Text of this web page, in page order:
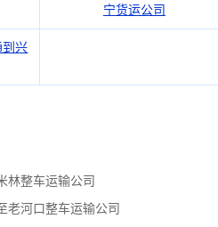
宁货运公司
到兴
林整车运输公司
老河口整车运输公司